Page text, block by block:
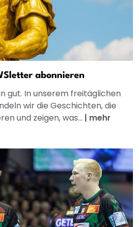
abonnieren
gut. In unserem freitäglichen
wir die Geschichten, die
und zeigen, was... | mehr